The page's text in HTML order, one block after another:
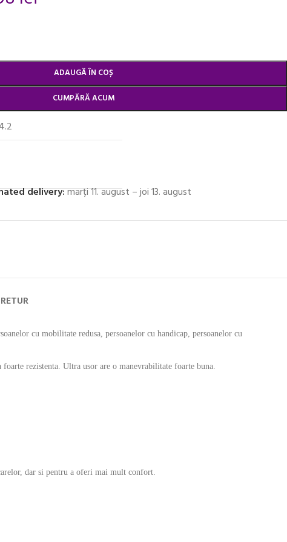
ADAUGĂ ÎN COȘ
CUMPĂRĂ ACUM
delivery:marți 11. august – joi 13. august
cu mobilitate redusa, persoanelor cu handicap, persoanelor cu
rezistenta. Ultra usor are o manevrabilitate foarte buna.
dar si pentru a oferi mai mult confort.